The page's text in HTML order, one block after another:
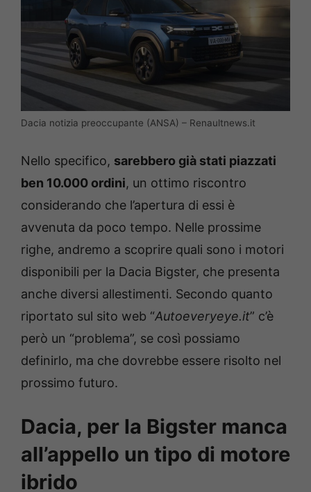
Dacia notizia preoccupante (ANSA) – Renaultnews.it
Nello specifico, sarebbero già stati piazzati
ben 10.000 ordini, un ottimo riscontro
considerando che l’apertura di essi è
avvenuta da poco tempo. Nelle prossime
righe, andremo a scoprire quali sono i motori
disponibili per la Dacia Bigster, che presenta
anche diversi allestimenti. Secondo quanto
riportato sul sito web “Autoeveryeye.it” c’è
però un “problema”, se così possiamo
definirlo, ma che dovrebbe essere risolto nel
prossimo futuro.
Dacia, per la Bigster manca
all’appello un tipo di motore
ibrido